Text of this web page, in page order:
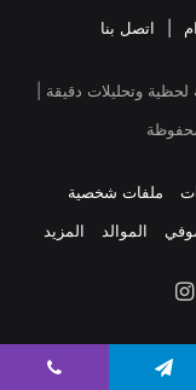
اتصل بنا
وتحليلات دقيقة |
ملفات شخصية
الموالد المزيد